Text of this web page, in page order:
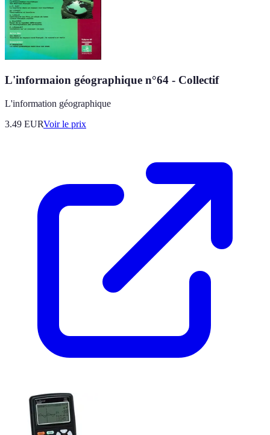
L'informaion géographique n°64 - Collectif
L'information géographique
3.49 EURVoir le prix